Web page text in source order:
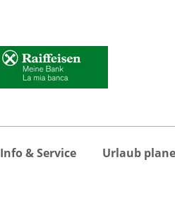
Info & Service Urlaub